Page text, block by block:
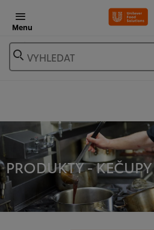
Menu
VYHLEDAT
PRODUKTY -